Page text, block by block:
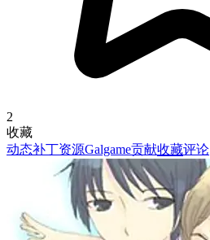
2
收藏
动态补丁资源Galgame贡献收藏评论